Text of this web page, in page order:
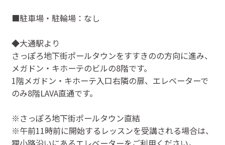
■駐車場・駐輪場：なし
◆大通駅より
さっぽろ地下街ポールタウンをすすきのの方向に進み、
メガドン・キホーテのビルの8階です。
1階メガドン・キホーテ入口右隣の扉、エレベーターで
のみ8階LAVA直通です。
※さっぽろ地下街ポールタウン直結
※午前11時前に開始するレッスンを受講される場合は、